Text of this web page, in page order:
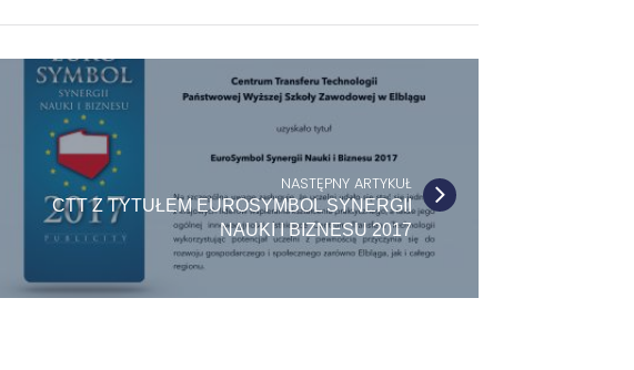
NASTĘPNY ARTYKUŁ
CTT Z TYTUŁEM EUROSYMBOL SYNERGII
NAUKI I BIZNESU 2017